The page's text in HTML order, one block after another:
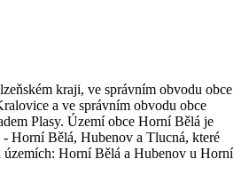
kraji, ve správním obvodu obce
a ve správním obvodu obce
Plasy. Území obce Horní Bělá je
- Horní Bělá, Hubenov a Tlucná, které
územích: Horní Bělá a Hubenov u Horní